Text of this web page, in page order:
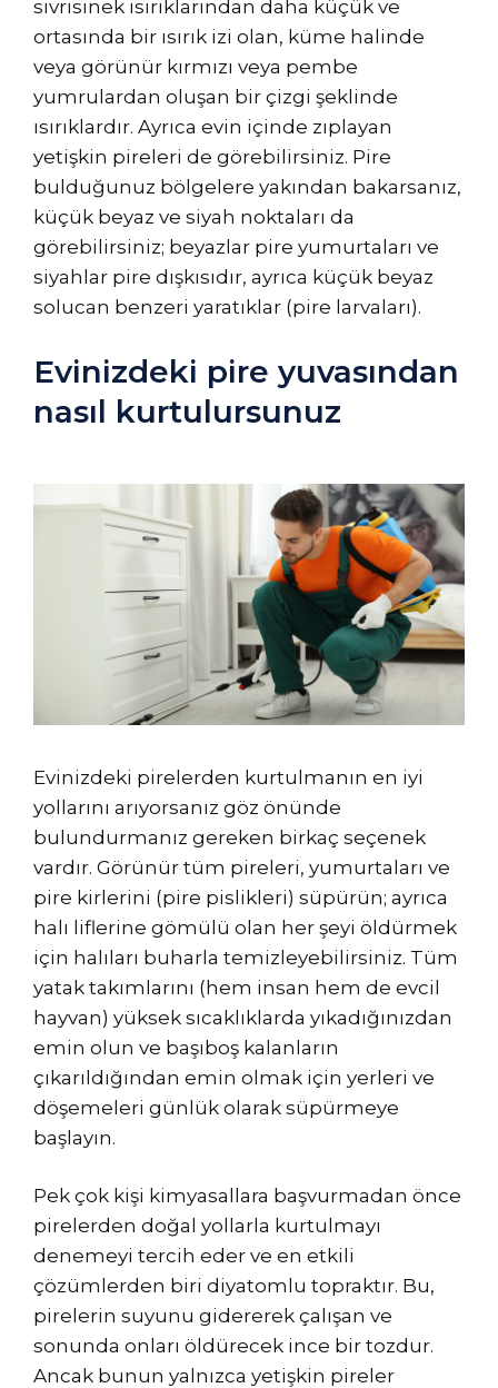
sivrisinek ısırıklarından daha küçük ve
ortasında bir ısırık izi olan, küme halinde
veya görünür kırmızı veya pembe
yumrulardan oluşan bir çizgi şeklinde
ısırıklardır. Ayrıca evin içinde zıplayan
yetişkin pireleri de görebilirsiniz. Pire
bulduğunuz bölgelere yakından bakarsanız,
küçük beyaz ve siyah noktaları da
görebilirsiniz; beyazlar pire yumurtaları ve
siyahlar pire dışkısıdır, ayrıca küçük beyaz
solucan benzeri yaratıklar (pire larvaları).
Evinizdeki pire yuvasından
nasıl kurtulursunuz
Evinizdeki pirelerden kurtulmanın en iyi
yollarını arıyorsanız göz önünde
bulundurmanız gereken birkaç seçenek
vardır. Görünür tüm pireleri, yumurtaları ve
pire kirlerini (pire pislikleri) süpürün; ayrıca
halı liflerine gömülü olan her şeyi öldürmek
için halıları buharla temizleyebilirsiniz. Tüm
yatak takımlarını (hem insan hem de evcil
hayvan) yüksek sıcaklıklarda yıkadığınızdan
emin olun ve başıboş kalanların
çıkarıldığından emin olmak için yerleri ve
döşemeleri günlük olarak süpürmeye
başlayın.
Pek çok kişi kimyasallara başvurmadan önce
pirelerden doğal yollarla kurtulmayı
denemeyi tercih eder ve en etkili
çözümlerden biri diyatomlu topraktır. Bu,
pirelerin suyunu gidererek çalışan ve
sonunda onları öldürecek ince bir tozdur.
Ancak bunun yalnızca yetişkin pireler